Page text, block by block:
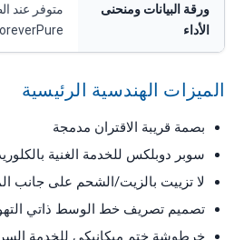
ورقة البيانات ومنحنى
الأداء
متوفر عند
الميزات الهندسية الرئيسية
بصمة قريبة الاقتران مدمجة
سوبر دوبلكس للخدمة الغنية
لا تزييت بالزيت/الشحم على جانب
تصميم تصريف خط الوسط ذاتي
خرطوشة ختم ميكانيكي للخدمة